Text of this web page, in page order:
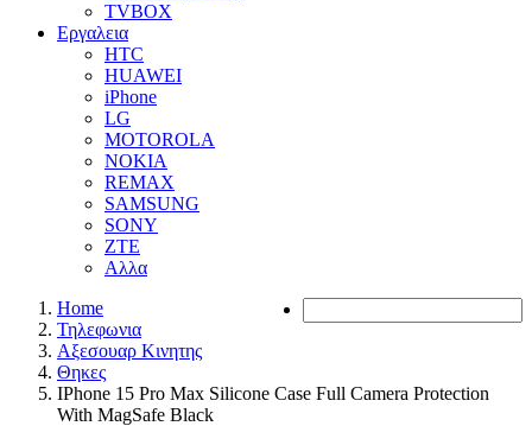
TVBOX
Εργαλεια
HTC
HUAWEI
iPhone
LG
MOTOROLA
NOKIA
REMAX
SAMSUNG
SONY
ZTE
Αλλα
Home
Τηλεφωνια
Αξεσουαρ Κινητης
Θηκες
IPhone 15 Pro Max Silicone Case Full Camera Protection
With MagSafe Black